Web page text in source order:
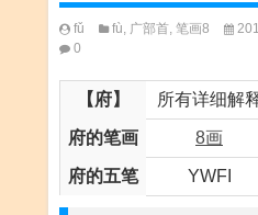
fǔ fù, 广部首, 笔画8
0
【府】 所有详细解
府的笔画 8画
府的五笔 YWFI